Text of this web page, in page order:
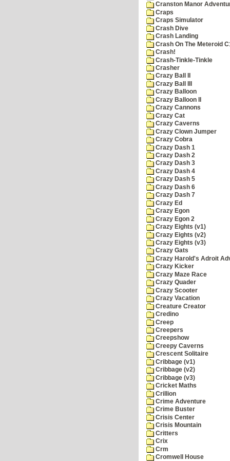
Cranston Manor
Craps
Craps Simulator
Crash Dive
Crash Landing
Crash On The Meteroid
Crash!
Crash-Tinkle-Tinkle
Crasher
Crazy Ball II
Crazy Ball III
Crazy Balloon
Crazy Balloon II
Crazy Cannons
Crazy Cat
Crazy Caverns
Crazy Clown Jumper
Crazy Cobra
Crazy Dash 1
Crazy Dash 2
Crazy Dash 3
Crazy Dash 4
Crazy Dash 5
Crazy Dash 6
Crazy Dash 7
Crazy Ed
Crazy Egon
Crazy Egon 2
Crazy Eights (v1)
Crazy Eights (v2)
Crazy Eights (v3)
Crazy Gats
Crazy Harold's Adroit
Crazy Kicker
Crazy Maze Race
Crazy Quader
Crazy Scooter
Crazy Vacation
Creature Creator
Credino
Creep
Creepers
Creepshow
Creepy Caverns
Crescent Solitaire
Cribbage (v1)
Cribbage (v2)
Cribbage (v3)
Cricket Maths
Crillion
Crime Adventure
Crime Buster
Crisis Center
Crisis Mountain
Critters
Crix
Crm
Cromwell House